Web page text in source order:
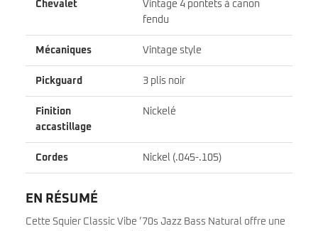
Chevalet
Vintage 4 pontets à canon
fendu
Mécaniques Vintage style
Pickguard 3 plis noir
Finition
accastillage
Nickelé
Cordes Nickel (.045-.105)
EN RÉSUMÉ
Cette Squier Classic Vibe ’70s Jazz Bass Natural offre une